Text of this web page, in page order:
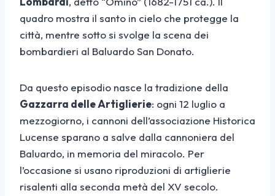
quadro mostra il santo in cielo che protegge la
città, mentre sotto si svolge la scena dei
bombardieri al Baluardo San Donato.
Da questo episodio nasce la tradizione della
Gazzarra delle Artiglierie: ogni 12 luglio a
mezzogiorno, i cannoni dell’associazione Historica
Lucense sparano a salve dalla cannoniera del
Baluardo, in memoria del miracolo. Per
l’occasione si usano riproduzioni di artiglierie
risalenti alla seconda metà del XV secolo.